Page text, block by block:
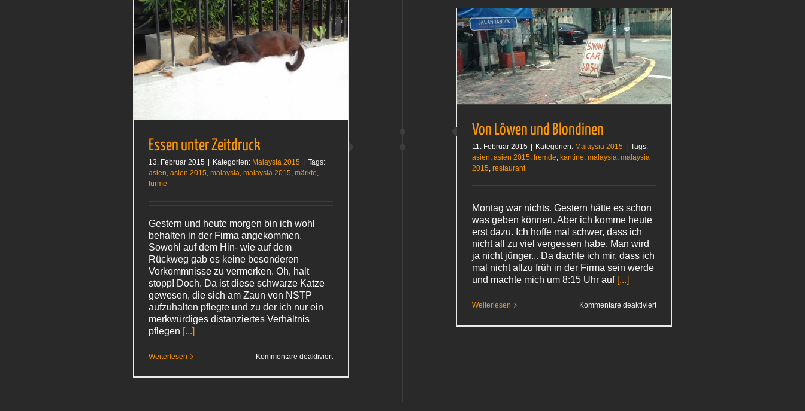
Tuk-
Fahrt
mit
Werbeunterbrechung
Essen unter Zeitdruck
13. Februar 2015 | Kategorien: Malaysia 2015 | Tags:
asien asien 2015 malaysia malaysia 2015 märkte
türme
Gestern und heute morgen bin ich wohl
behalten in der Firma angekommen.
Sowohl auf dem Hin- wie auf dem
Rückweg gab es keine besonderen
Vorkommnisse zu vermerken. Oh, halt
stopp! Doch. Da ist diese schwarze Katze
gewesen, die sich am Zaun von NSTP
aufzuhalten pflegte und zu der ich nur ein
merkwürdiges distanziertes Verhältnis
pflegen [...]
Weiterlesen Kommentare deaktiviertfür
Von Löwen und Blondinen
11. Februar 2015 Kategorien: Malaysia 2015
Tags:
asien, asien 2015, fremde, kantine, malaysia, malaysia
2015, restaurant
Montag war nichts. Gestern hätte es schon
was geben können. Aber ich komme heute
erst dazu. Ich hoffe mal schwer, dass ich
nicht all zu viel vergessen habe. Man wird
ja nicht jünger... Da dachte ich mir, dass ich
mal nicht allzu früh in der Firma sein werde
und machte mich um 8:15 Uhr auf [...]
Weiterlesen Kommentare deaktiviertfür